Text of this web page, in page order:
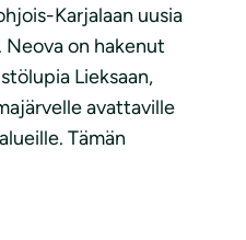
Karjalaan uusia
on hakenut
Lieksaan,
avattaville
Tämän